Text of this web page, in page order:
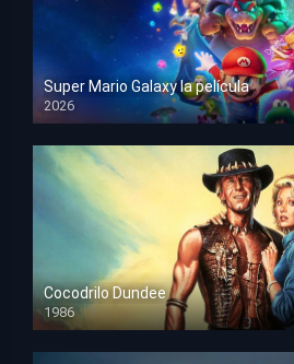
Super Mario Galaxy la película
2026
HD 1080p
Cocodrilo Dundee
1986
HD 1080p